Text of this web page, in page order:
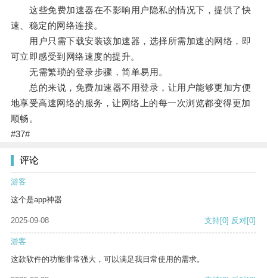
这些免费加速器在不影响用户隐私的情况下，提供了快
速、稳定的网络连接。
用户只需下载安装该加速器，选择所需加速的网络，即
可立即感受到网络速度的提升。
无需繁琐的登录步骤，简单易用。
总的来说，免费加速器不用登录，让用户能够更加方便
地享受高速网络的服务，让网络上的每一次浏览都变得更加
顺畅。
#37#
评论
游客
这个是app神器
2025-09-08 支持[0] 反对[0]
游客
这款软件的功能非常强大，可以满足我日常使用的需求。